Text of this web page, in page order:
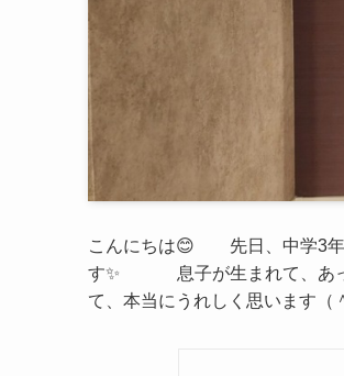
こんにちは😊 先日、中学3年
す✨ 息子が生まれて、あっ
て、本当にうれしく思います（